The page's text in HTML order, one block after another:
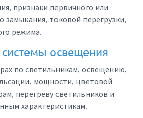
признаки первичного или
замыкания, токовой перегрузки,
режима.
освещения
по светильникам, освещению,
мощности, цветовой
перегреву светильников и
характеристикам.